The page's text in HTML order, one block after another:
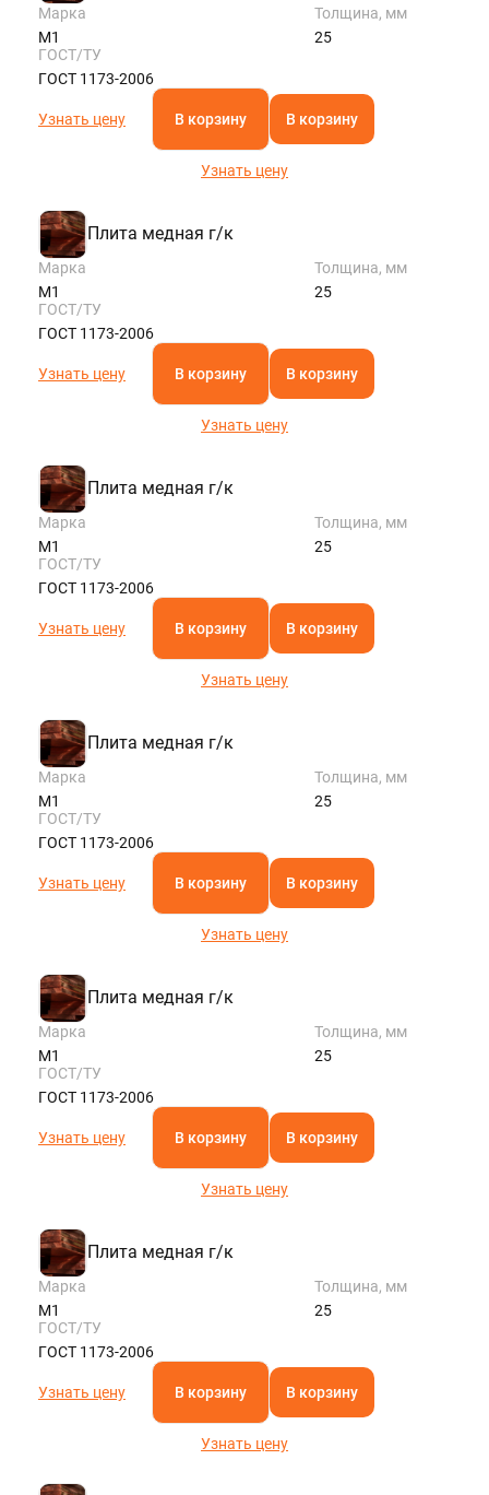
Марка
М1
Толщина, мм
25
ГОСТ/ТУ
ГОСТ 1173-2006
Узнать цену В корзину В корзину
Узнать цену
Плита медная г/к
Марка
М1
Толщина, мм
25
ГОСТ/ТУ
ГОСТ 1173-2006
Узнать цену В корзину В корзину
Узнать цену
Плита медная г/к
Марка
М1
Толщина, мм
25
ГОСТ/ТУ
ГОСТ 1173-2006
Узнать цену В корзину В корзину
Узнать цену
Плита медная г/к
Марка
М1
Толщина, мм
25
ГОСТ/ТУ
ГОСТ 1173-2006
Узнать цену В корзину В корзину
Узнать цену
Плита медная г/к
Марка
М1
Толщина, мм
25
ГОСТ/ТУ
ГОСТ 1173-2006
Узнать цену В корзину В корзину
Узнать цену
Плита медная г/к
Марка
М1
Толщина, мм
25
ГОСТ/ТУ
ГОСТ 1173-2006
Узнать цену В корзину В корзину
Узнать цену